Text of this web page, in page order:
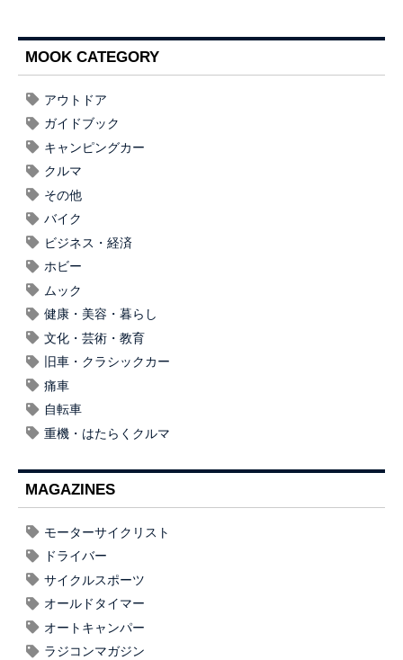
MOOK CATEGORY
アウトドア
ガイドブック
キャンピングカー
クルマ
その他
バイク
ビジネス・経済
ホビー
ムック
健康・美容・暮らし
文化・芸術・教育
旧車・クラシックカー
痛車
自転車
重機・はたらくクルマ
MAGAZINES
モーターサイクリスト
ドライバー
サイクルスポーツ
オールドタイマー
オートキャンパー
ラジコンマガジン